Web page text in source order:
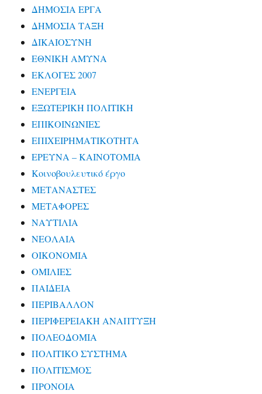
ΔΗΜΟΣΙΑ ΕΡΓΑ
ΔΗΜΟΣΙΑ ΤΑΞΗ
ΔΙΚΑΙΟΣΥΝΗ
ΕΘΝΙΚΗ ΑΜΥΝΑ
ΕΚΛΟΓΕΣ 2007
ΕΝΕΡΓΕΙΑ
ΕΞΩΤΕΡΙΚΗ ΠΟΛΙΤΙΚΗ
ΕΠΙΚΟΙΝΩΝΙΕΣ
ΕΠΙΧΕΙΡΗΜΑΤΙΚΟΤΗΤΑ
ΕΡΕΥΝΑ – ΚΑΙΝΟΤΟΜΙΑ
Κοινοβουλευτικό έργο
ΜΕΤΑΝΑΣΤΕΣ
ΜΕΤΑΦΟΡΕΣ
ΝΑΥΤΙΛΙΑ
ΝΕΟΛΑΙΑ
ΟΙΚΟΝΟΜΙΑ
ΟΜΙΛΙΕΣ
ΠΑΙΔΕΙΑ
ΠΕΡΙΒΑΛΛΟΝ
ΠΕΡΙΦΕΡΕΙΑΚΗ ΑΝΑΠΤΥΞΗ
ΠΟΛΕΟΔΟΜΙΑ
ΠΟΛΙΤΙΚΟ ΣΥΣΤΗΜΑ
ΠΟΛΙΤΙΣΜΟΣ
ΠΡΟΝΟΙΑ